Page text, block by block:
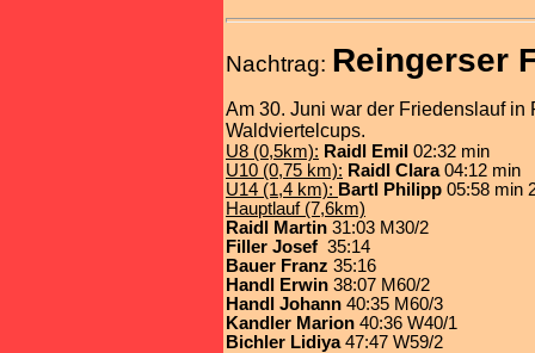
Nachtrag: Reingerser
Am 30. Juni war der Friedenslauf
Waldviertelcups.
U8 (0,5km): Raidl Emil 02:32 min
U10 (0,75 km): Raidl Clara04:12 min
U14 (1,4 km): Bartl Philipp 05:58 min
Hauptlauf (7,6km)
Raidl Martin 31:03 M30/2
Filler Josef 35:14
Bauer Franz 35:16
Handl Erwin 38:07 M60/2
Handl Johann 40:35 M60/3
Kandler Marion 40:36 W40/1
Bichler Lidiya47:47 W59/2